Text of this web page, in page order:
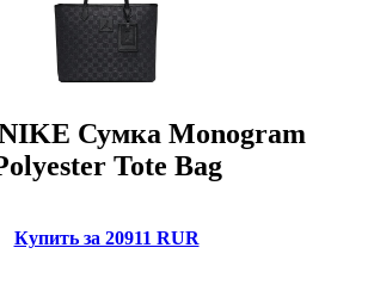
Сумка Monogram
Tote Bag
Купить за 20911 RUR